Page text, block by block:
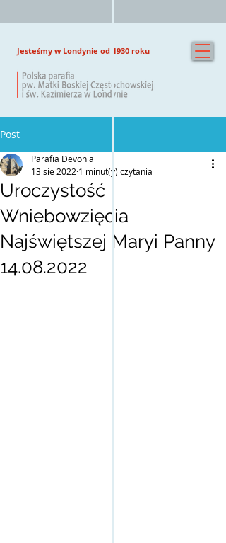
Jesteśmy w Londynie od 1930 roku
Post
Uroczystość
Wniebowzięcia
Najświętszej Maryi Panny
14.08.2022
Parafia Devonia
13 sie 2022 1 minut(y) czytania